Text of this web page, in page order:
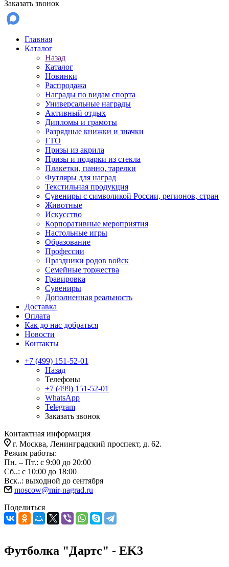
Заказать звонок
Главная
Каталог
Назад
Каталог
Новинки
Распродажа
Награды по видам спорта
Универсальные награды
Активный отдых
Дипломы и грамоты
Разрядные книжки и значки
ГТО
Призы из акрила
Призы и подарки из стекла
Плакетки, панно, тарелки
Футляры для наград
Текстильная продукция
Сувениры с символикой России, регионов, стран
Животные
Искусство
Корпоративные мероприятия
Настольные игры
Образование
Профессии
Праздники родов войск
Семейные торжества
Гравировка
Сувениры
Дополненная реальность
Доставка
Оплата
Как до нас добраться
Новости
Контакты
+7 (499) 151-52-01
Назад
Телефоны
+7 (499) 151-52-01
WhatsApp
Telegram
Заказать звонок
Контактная информация
г. Москва, Ленинградский проспект, д. 62.
Режим работы:
Пн. – Пт.: с 9:00 до 20:00
Сб..: с 10:00 до 18:00
Вск..: выходной до сентября
moscow@mir-nagrad.ru
Поделиться
Футболка "Дартс" - EK3